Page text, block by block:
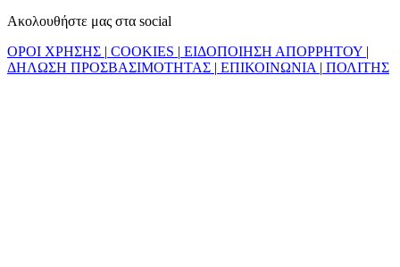
Ακολουθήστε μας στα social
ΟΡΟΙ ΧΡΗΣΗΣ | COOKIES | ΕΙΔΟΠΟΙΗΣΗ ΑΠΟΡΡΗΤΟΥ |
ΔΗΛΩΣΗ ΠΡΟΣΒΑΣΙΜΟΤΗΤΑΣ | ΕΠΙΚΟΙΝΩΝΙΑ | ΠΟΛΙΤΗΣ